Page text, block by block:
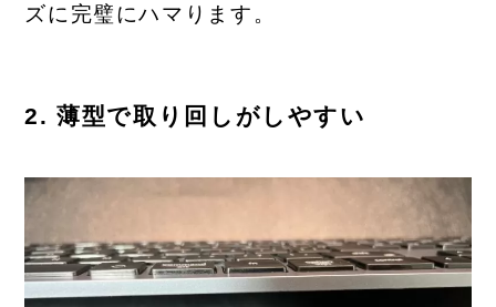
ズに完璧にハマります。
2. 薄型で取り回しがしやすい